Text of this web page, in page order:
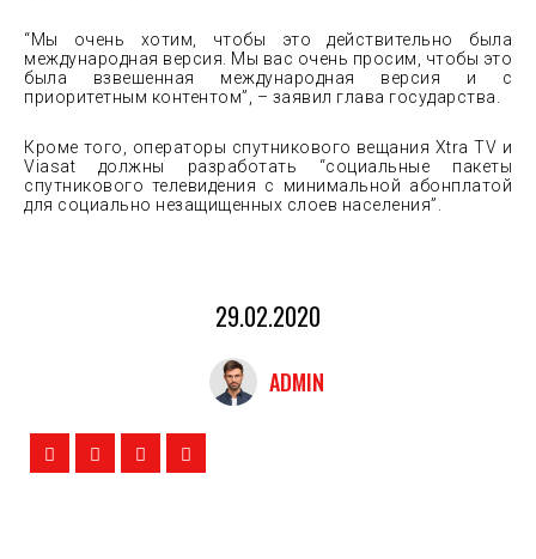
“Мы очень хотим, чтобы это действительно была
международная версия. Мы вас очень просим, чтобы это
была взвешенная международная версия и с
приоритетным контентом”, – заявил глава государства.
Кроме того, операторы спутникового вещания Xtra TV и
Viasat должны разработать “социальные пакеты
спутникового телевидения с минимальной абонплатой
для социально незащищенных слоев населения”.
29.02.2020
ADMIN